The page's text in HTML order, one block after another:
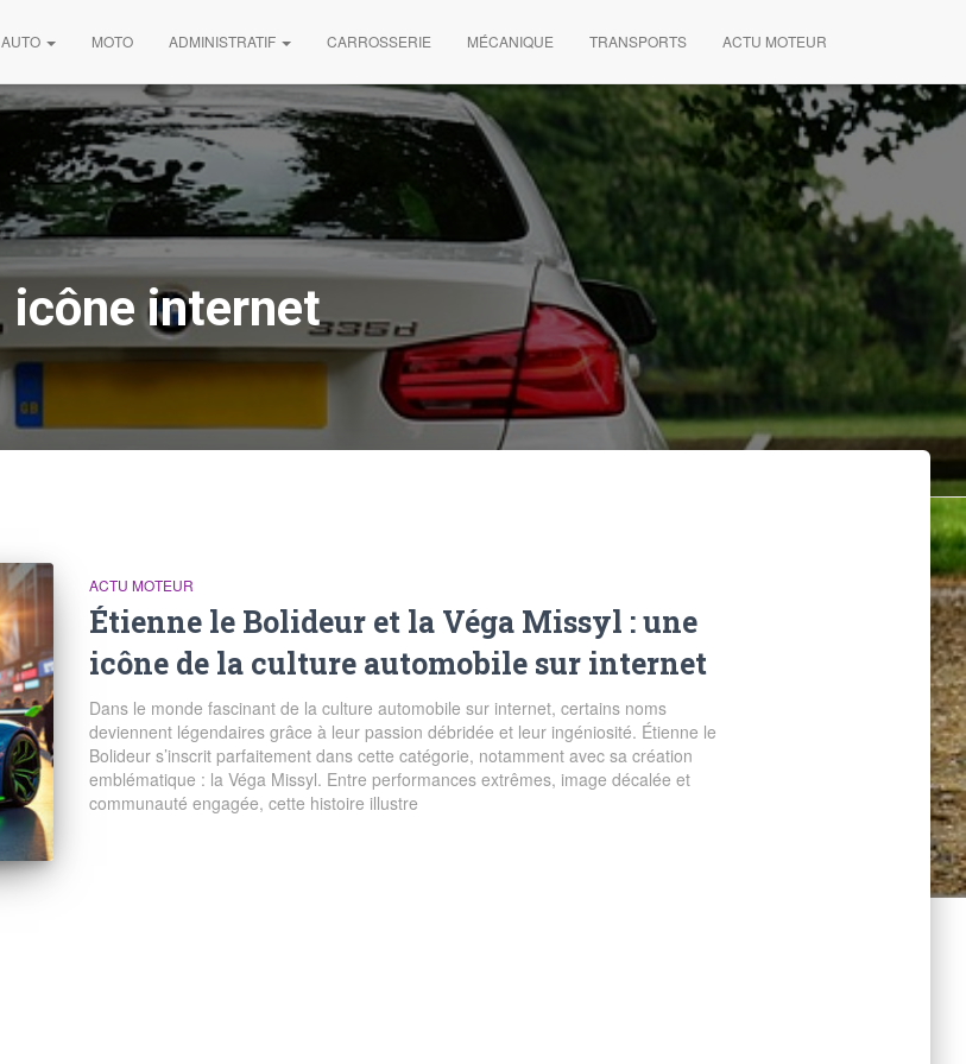
AUTO MOTO ADMINISTRATIF CARROSSERIE MÉCANIQUE TRANSPORTS ACTU MOTEUR
icône internet
ACTU MOTEUR
Étienne le Bolideur et la Véga Missyl : une
icône de la culture automobile sur internet
Dans le monde fascinant de la culture automobile sur internet, certains noms
deviennent légendaires grâce à leur passion débridée et leur ingéniosité. Étienne le
Bolideur s’inscrit parfaitement dans cette catégorie, notamment avec sa création
emblématique : la Véga Missyl. Entre performances extrêmes, image décalée et
communauté engagée, cette histoire illustre